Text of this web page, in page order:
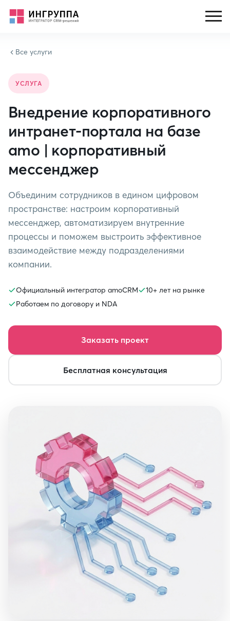
Все услуги
УСЛУГА
Внедрение корпоративного
интранет‑портала на базе
amo | корпоративный
мессенджер
Объединим сотрудников в едином цифровом
пространстве: настроим корпоративный
мессенджер, автоматизируем внутренние
процессы и поможем выстроить эффективное
взаимодействие между подразделениями
компании.
Официальный интегратор amoCRM
10+ лет на рынке
Работаем по договору и NDA
Заказать проект
Бесплатная консультация